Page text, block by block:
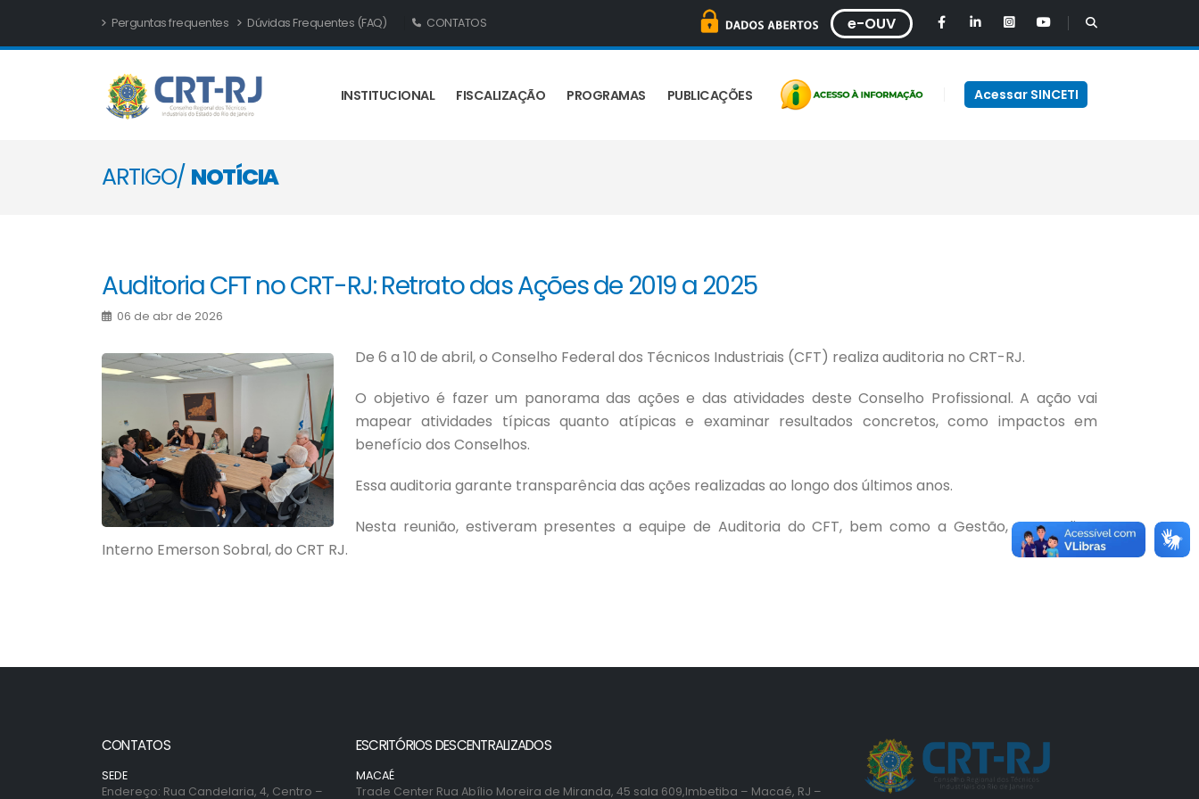
Perguntas frequentes Dúvidas Frequentes (FAQ) CONTATOS e-OUV
INSTITUCIONAL FISCALIZAÇÃO PROGRAMAS PUBLICAÇÕES Acessar SINCETI
ARTIGO/ NOTÍCIA
Auditoria CFT no CRT-RJ: Retrato das Ações de 2019 a 2025
06 de abr de 2026
De 6 a 10 de abril, o Conselho Federal dos Técnicos Industriais (CFT) realiza auditoria no CRT-RJ.
O objetivo é fazer um panorama das ações e das atividades deste Conselho Profissional. A ação vai
mapear atividades típicas quanto atípicas e examinar resultados concretos, como impactos em
benefício dos Conselhos.
Essa auditoria garante transparência das ações realizadas ao longo dos últimos anos.
Nesta reunião, estiveram presentes a equipe de Auditoria do CFT, bem como a Gestão, e o Auditor
Interno Emerson Sobral, do CRT RJ.
CONTATOS
SEDE
Endereço: Rua Candelaria, 4, Centro –
ESCRITÓRIOS DESCENTRALIZADOS
MACAÉ
Trade Center Rua Abílio Moreira de Miranda, 45 sala 609,Imbetiba – Macaé, RJ –